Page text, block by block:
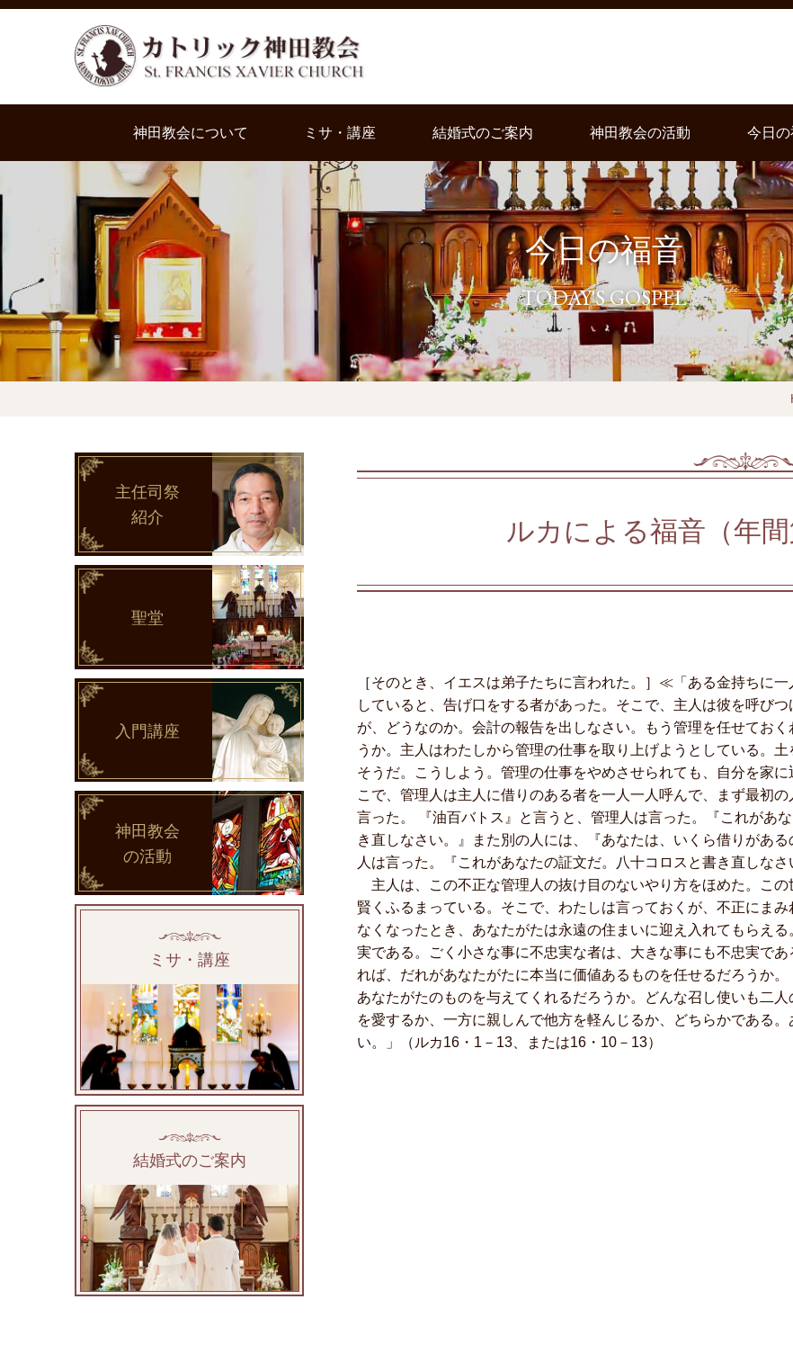
神田教会について ミサ・講座 結婚式のご案内 神田教会の活動 今日
今日の福音
TODAY'S GOSPEL
ルカによる福音（年間
［そのとき、イエスは弟子たちに言われた。］≪「ある金持ちに
していると、告げ口をする者があった。そこで、主人は彼を呼び
が、どうなのか。会計の報告を出しなさい。もう管理を任せてお
うか。主人はわたしから管理の仕事を取り上げようとしている。
そうだ。こうしよう。管理の仕事をやめさせられても、自分を家
こで、管理人は主人に借りのある者を一人一人呼んで、まず最初
言った。 『油百バトス』と言うと、管理人は言った。『これがあ
き直しなさい。』また別の人には、『あなたは、いくら借りがあ
人は言った。『これがあなたの証文だ。八十コロスと書き直しなさ
主人は、この不正な管理人の抜け目のないやり方をほめた。こ
賢くふるまっている。そこで、わたしは言っておくが、不正にま
なくなったとき、あなたがたは永遠の住まいに迎え入れてもらえ
実である。ごく小さな事に不忠実な者は、大きな事にも不忠実で
れば、だれがあなたがたに本当に価値あるものを任せるだろうか
あなたがたのものを与えてくれるだろうか。どんな召し使いも二
を愛するか、一方に親しんで他方を軽んじるか、どちらかである
い。」（ルカ16・1－13、または16・10－13）
主任司祭
紹介
聖堂
入門講座
神田教会
の活動
ミサ・講座
結婚式のご案内